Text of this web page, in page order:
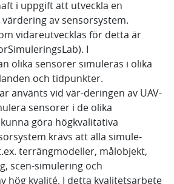
i uppgift att utveckla en
av sensorsystem.
vidareutvecklas för detta är
I
olika sensorer simuleras i olika
och tidpunkter.
använts vid vär-deringen av UAV-
sensorer i de olika
göra högkvalitativa
krävs att alla simule-
terrängmodeller, målobjekt,
scen-simulering och
hög kvalité. I detta kvalitetsarbete